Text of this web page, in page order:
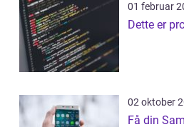
01 februar
Dette er
02 oktober
Få din